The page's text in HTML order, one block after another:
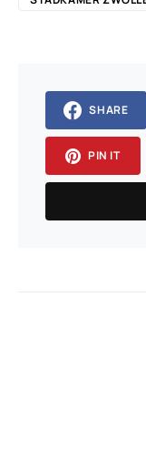
SHARE
PIN IT